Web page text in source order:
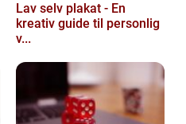
Lav selv plakat - En
kreativ guide til personlig
v...